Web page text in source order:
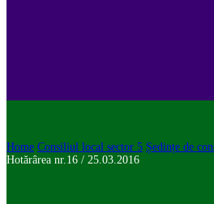
Home Consiliul local sector 5 Ședințe de
Hotărârea nr.16 / 25.03.2016